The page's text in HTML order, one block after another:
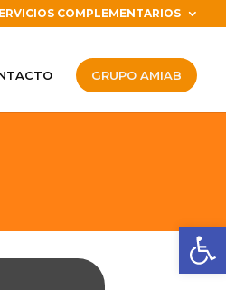
COMPLEMENTARIOS
GRUPO AMIAB